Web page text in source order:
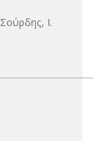
Σούρδης, Ι.